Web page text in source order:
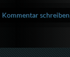
Kommentar schreiben